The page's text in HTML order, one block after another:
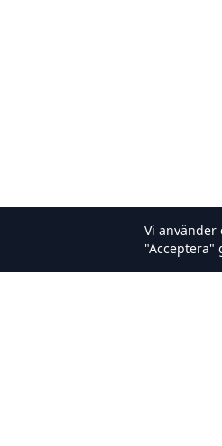
Vi använder
"Acceptera"